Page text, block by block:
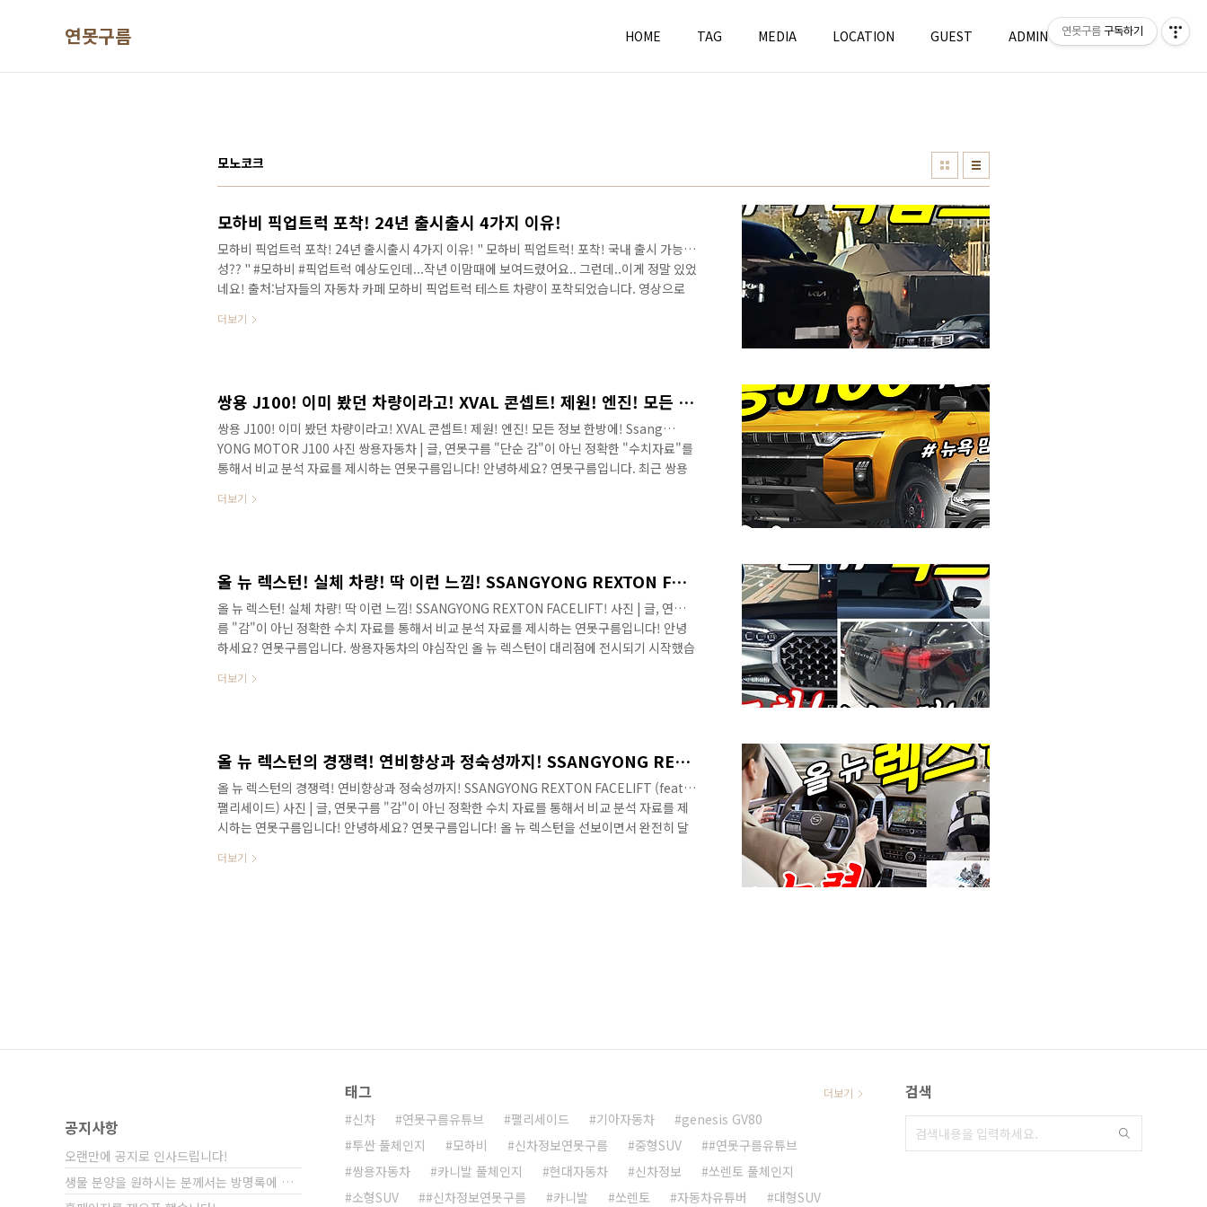
연못구름 HOME TAG MEDIA LOCATION GUEST ADMIN WRITE
모노코크
모하비 픽업트럭 포착! 24년 출시출시 4가지 이유!
모하비 픽업트럭 포착! 24년 출시출시 4가지 이유! " 모하비 픽업트럭! 포착! 국내 출시 가능
성?? " #모하비 #픽업트럭 예상도인데...작년 이맘때에 보여드렸어요.. 그런데..이게 정말 있었
네요! 출처:남자들의 자동차 카페 모하비 픽업트럭 테스트 차량이 포착되었습니다. 영상으로
픽업 트럭이 될 것 같은데.. 기아의 픽업트럭이 최초로 포착되었습니다. 후면부는 픽업트럭 특
더보기
쌍용 J100! 이미 봤던 차량이라고! XVAL 콘셉트! 제원! 엔진! 모든 정보 한방에! Ssang YONG MOTOR J100
쌍용 J100! 이미 봤던 차량이라고! XVAL 콘셉트! 제원! 엔진! 모든 정보 한방에! Ssang
YONG MOTOR J100 사진 쌍용자동차 | 글, 연못구름 "단순 감"이 아닌 정확한 "수치자료"를
통해서 비교 분석 자료를 제시하는 연못구름입니다! 안녕하세요? 연못구름입니다. 최근 쌍용
중형급 SUV KR10입니다. 공개와 함께 멋있다! 이게 쌍용차의 디자인이다! 헤리티지! 부활하
더보기
올 뉴 렉스턴! 실체 차량! 딱 이런 느낌! SSANGYONG REXTON FACELIFT!
올 뉴 렉스턴! 실체 차량! 딱 이런 느낌! SSANGYONG REXTON FACELIFT! 사진 | 글, 연못구
름 "감"이 아닌 정확한 수치 자료를 통해서 비교 분석 자료를 제시하는 연못구름입니다! 안녕
하세요? 연못구름입니다. 쌍용자동차의 야심작인 올 뉴 렉스턴이 대리점에 전시되기 시작했습
만나 보시죠! # 세부적인 정보를 제공하는 영상으로 보시길 추천합니다. 올 뉴 렉스턴의 사전계
더보기
올 뉴 렉스턴의 경쟁력! 연비향상과 정숙성까지! SSANGYONG REXTON FACELIFT (feat. 팰리세이드)
올 뉴 렉스턴의 경쟁력! 연비향상과 정숙성까지! SSANGYONG REXTON FACELIFT (feat.
팰리세이드) 사진 | 글, 연못구름 "감"이 아닌 정확한 수치 자료를 통해서 비교 분석 자료를 제
시하는 연못구름입니다! 안녕하세요? 연못구름입니다! 올 뉴 렉스턴을 선보이면서 완전히 달
자료를 통해서 궁금해하시는 부분을 확인하고 알려드렸습니다. 현재 사전 계약이 진행 중인데,
더보기
공지사항
오랜만에 공지로 인사드립니다!
생물 분양을 원하시는 분께서는 방명록에 비밀글⋯
태그
신차 연못구름유튜브 팰리세이드 기아자동차
genesis GV80
투싼 풀체인지
모하비 신차정보연못구름 중형SUV
#연못구름유튜브
쌍용자동차
카니발 풀체인지 현대자동차 신차정보
쏘렌토 풀체인지
소형SUV
#신차정보연못구름 카니발 쏘렌토 자동차유튜버 대형SUV
더보기 검색
연못구름 구독하기